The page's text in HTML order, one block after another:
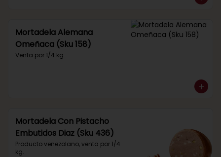
Mortadela Alemana
Omeñaca (Sku 158)
Venta por 1/4 kg.
Mortadela Con Pistacho
Embutidos Diaz (Sku 436)
Producto venezolano, venta por 1/4
kg.